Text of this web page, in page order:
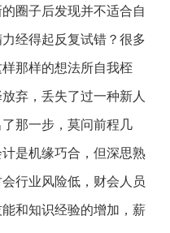
圈子后发现并不适合自
经得起反复试错？很多
那样的想法所自我桎
弃，丢失了过一种新人
那一步，莫问前程几
是机缘巧合，但深思熟
行业风险低，财会人员
和知识经验的增加，薪